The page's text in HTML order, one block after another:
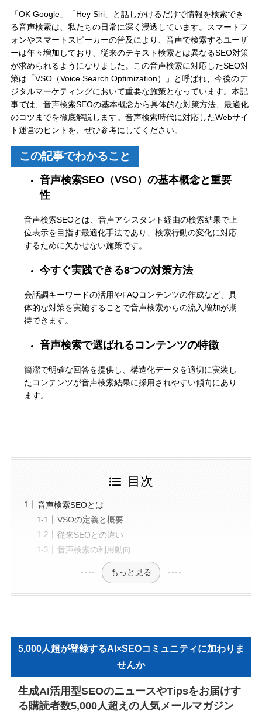
「OK Google」「Hey Siri」と話しかけるだけで情報を検索でき
る音声検索は、私たちの日常に深く浸透しています。スマートフ
ォンやスマートスピーカーの普及により、音声で検索するユーザ
ーは年々増加しており、従来のテキスト検索とは異なるSEO対策
が求められるようになりました。この音声検索に対応したSEO対
策は「VSO（Voice Search Optimization）」と呼ばれ、今後のデ
ジタルマーケティングにおいて重要な施策となっています。本記
事では、音声検索SEOの基本概念から具体的な対策方法、最適化
のコツまでを徹底解説します。音声検索時代に対応したWebサイ
ト運営のヒントを、ぜひ参考にしてください。
この記事でわかること
音声検索SEO（VSO）の基本概念と重要
性
音声検索SEOとは、音声アシスタント経由の検索結果で上
位表示を目指す最適化手法であり、検索行動の変化に対応
するために欠かせない施策です。
今すぐ実践できる8つの対策方法
会話調キーワードの活用やFAQコンテンツの作成など、具
体的な対策を実施することで音声検索からの流入増加が期
待できます。
音声検索で選ばれるコンテンツの特徴
簡潔で明確な回答を提供し、構造化データを適切に実装し
たコンテンツが音声検索結果に採用されやすい傾向にあり
ます。
目次
音声検索SEOとは
VSOの定義と概要
従来SEOとの違い
音声検索の利用動向
もっと見る
5,000人超が登録するAI×SEOコミュニティに加わりま
せんか
生成AI活用型SEOのニュースやTipsをお届けす
る購読者数5,000人超えの人気メールマガジン